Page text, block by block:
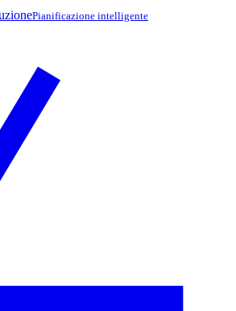
Pianificazione intelligente